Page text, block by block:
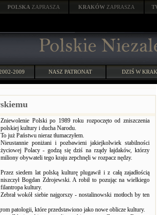
POLSKA ZAPRASZA KRAKÓW ZAPRASZA
2009 NASZ PATRONAT DZIŚ W
Zniewolenie Polski po 1989 roku rozpoczęto od zniszczenia
polskiej kultury i ducha Narodu.
To już Państwu nieraz tłumaczyłem.
Nieustannie poniżani i pozbawieni jakiejkolwiek stabilności
życiowej Polacy - godzą się dziś na rządy łajdaków, którzy
miliony obywateli tego kraju zepchnęli w rozpacz nędzy.
Przez siedem lat polską kulturę plugawił i z całą zajadłością
niszczył Bogdan Zdrojewski. A robił to pozując na wielkiego
filantropa kultury.
Zebrał wokół siebie najgorszy - nostalinowski motłoch by ten
patologii, które przedstawiono jako nowe oblicze kultury.